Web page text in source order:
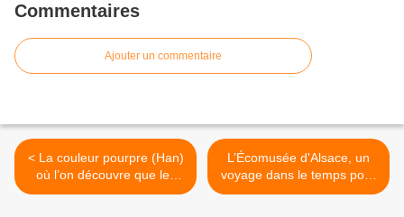
Commentaires
Ajouter un commentaire
< La couleur pourpre (Han)
où l’on découvre que les
chimistes chinois avaient
L’Écomusée d'Alsace, un
voyage dans le temps pour
petits et grands >